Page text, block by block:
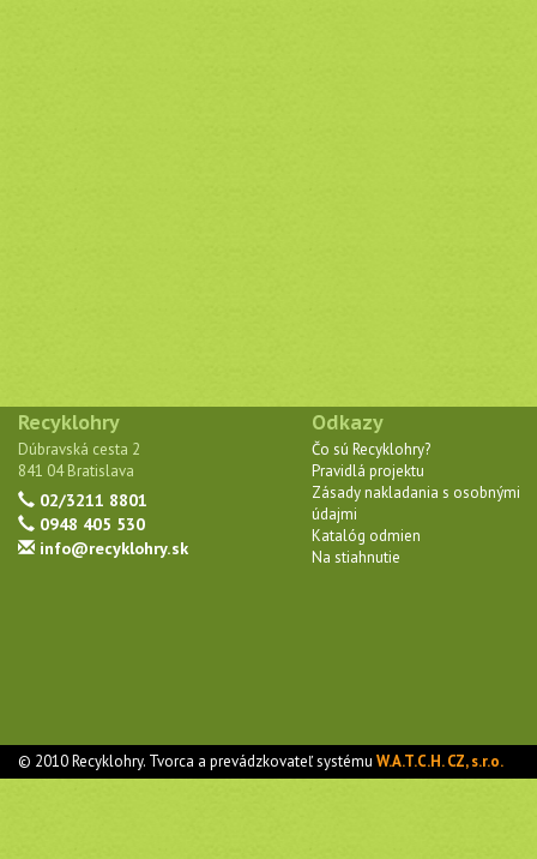
Recyklohry
Dúbravská cesta 2
841 04 Bratislava
02/3211 8801
0948 405 530
info@recyklohry.sk
Odkazy
Čo sú Recyklohry?
Pravidlá projektu
Zásady nakladania s osobnými
údajmi
Katalóg odmien
Na stiahnutie
© 2010 Recyklohry. Tvorca a prevádzkovateľ systémuW.A.T.C.H. CZ, s.r.o.